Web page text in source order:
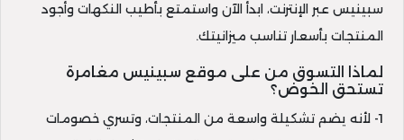
سبينيس عبر الإنترنت، ابدأ الآن واستمتع بأطيب النكهات وأجود
المنتجات بأسعار تناسب ميزانيتك.
لماذا التسوق من على موقع سبينيس مغامرة
تستحق الخوض؟
1- لأنه يضم تشكيلة واسعة من المنتجات، وتسري خصومات